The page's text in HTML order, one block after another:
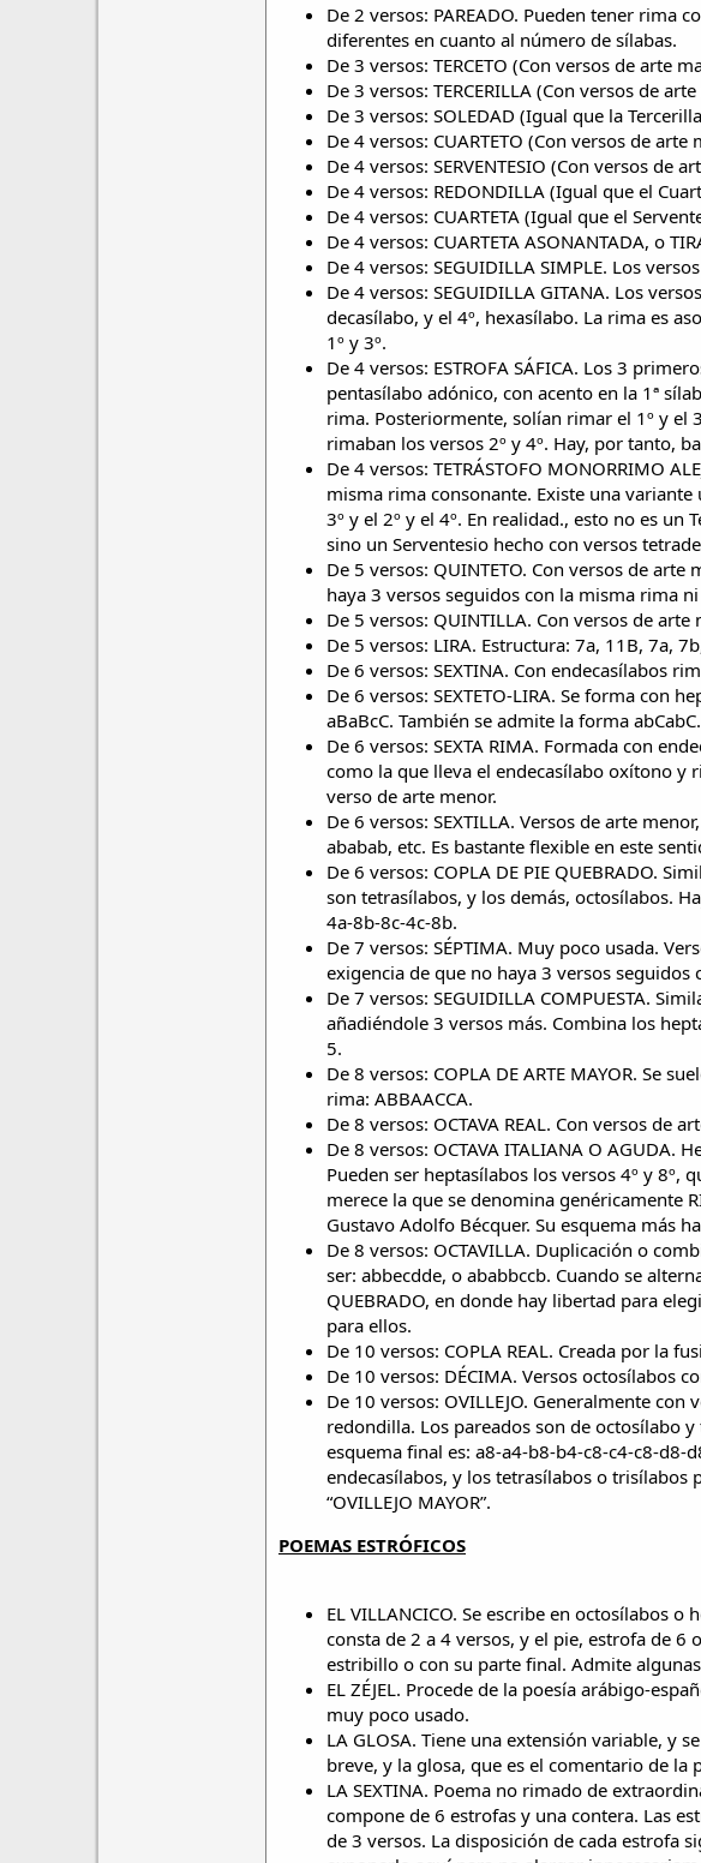
De 2 versos: PAREADO. Pueden tener rima
diferentes en cuanto al número de sílabas.
De 3 versos: TERCETO (Con versos de arte
De 3 versos: TERCERILLA (Con versos de
De 3 versos: SOLEDAD (Igual que la
De 4 versos: CUARTETO (Con versos de arte
De 4 versos: SERVENTESIO (Con versos de
De 4 versos: REDONDILLA (Igual que el
De 4 versos: CUARTETA (Igual que el
De 4 versos: CUARTETA ASONANTADA, o
De 4 versos: SEGUIDILLA SIMPLE. Los
De 4 versos: SEGUIDILLA GITANA. Los
decasílabo, y el 4º, hexasílabo. La rima es
1º y 3º.
De 4 versos: ESTROFA SÁFICA. Los 3
pentasílabo adónico, con acento en la 1ª
rima. Posteriormente, solían rimar el 1º y el
rimaban los versos 2º y 4º. Hay, por tanto,
De 4 versos: TETRÁSTOFO MONORRIMO
misma rima consonante. Existe una
3º y el 2º y el 4º. En realidad., esto no es
sino un Serventesio hecho con versos
De 5 versos: QUINTETO. Con versos de
haya 3 versos seguidos con la misma rima
De 5 versos: QUINTILLA. Con versos de
De 5 versos: LIRA. Estructura: 7a, 11B, 7a,
De 6 versos: SEXTINA. Con endecasílabos
De 6 versos: SEXTETO-LIRA. Se forma con
aBaBcC. También se admite la forma abCabC.
De 6 versos: SEXTA RIMA. Formada con
como la que lleva el endecasílabo oxítono y
verso de arte menor.
De 6 versos: SEXTILLA. Versos de arte
ababab, etc. Es bastante flexible en este
De 6 versos: COPLA DE PIE QUEBRADO.
son tetrasílabos, y los demás, octosílabos.
4a-8b-8c-4c-8b.
De 7 versos: SÉPTIMA. Muy poco usada.
exigencia de que no haya 3 versos seguidos
De 7 versos: SEGUIDILLA COMPUESTA.
añadiéndole 3 versos más. Combina los
5.
De 8 versos: COPLA DE ARTE MAYOR. Se
rima: ABBAACCA.
De 8 versos: OCTAVA REAL. Con versos de
De 8 versos: OCTAVA ITALIANA O AGUDA.
Pueden ser heptasílabos los versos 4º y 8º,
merece la que se denomina genéricamente
Gustavo Adolfo Bécquer. Su esquema más
De 8 versos: OCTAVILLA. Duplicación o
ser: abbecdde, o ababbccb. Cuando se
QUEBRADO, en donde hay libertad para
para ellos.
De 10 versos: COPLA REAL. Creada por la
De 10 versos: DÉCIMA. Versos octosílabos
De 10 versos: OVILLEJO. Generalmente
redondilla. Los pareados son de octosílabo
esquema final es: a8-a4-b8-b4-c8-c4-c8-d8-
endecasílabos, y los tetrasílabos o
“OVILLEJO MAYOR”.
POEMAS ESTRÓFICOS
EL VILLANCICO. Se escribe en octosílabos
consta de 2 a 4 versos, y el pie, estrofa de
estribillo o con su parte final. Admite
EL ZÉJEL. Procede de la poesía arábigo-
muy poco usado.
LA GLOSA. Tiene una extensión variable, y
breve, y la glosa, que es el comentario de la
LA SEXTINA. Poema no rimado de
compone de 6 estrofas y una contera. Las
de 3 versos. La disposición de cada estrofa